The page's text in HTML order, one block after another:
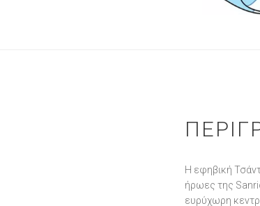
Η εφηβική
ήρωες της
ευρύχωρη